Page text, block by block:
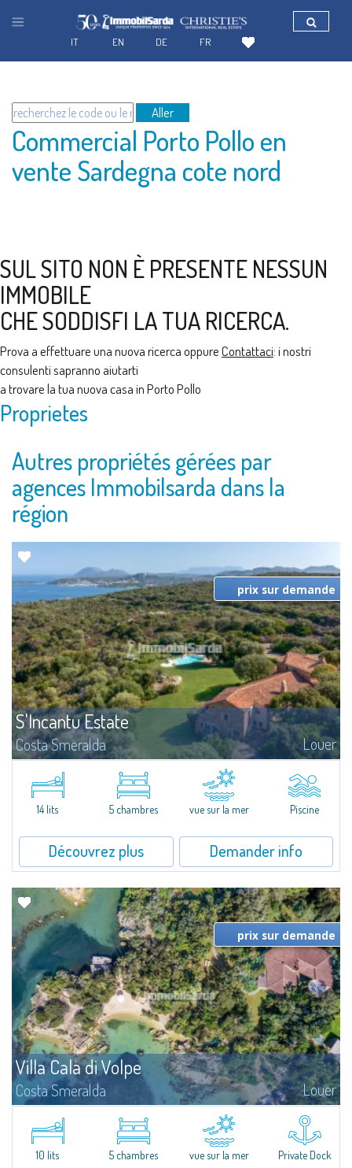
Aller
Commercial Porto Pollo en
vente Sardegna cote nord
SUL SITO NON È PRESENTE NESSUN
IMMOBILE
CHE SODDISFI LA TUA RICERCA.
Prova a effettuare una nuova ricerca oppureContattaci: i nostri
consulenti sapranno aiutarti
a trovare la tua nuova casa in Porto Pollo
Proprietes
Autres propriétés gérées par
agences Immobilsarda dans la
région
S'Incantu Estate
Costa Smeralda Louer
Superbe villa au style typique de la Gallura, caractérisant toutes les plus
belles demeures de la Costa Smeralda.Sur les vertes collines de San
Pantaleo, position exceptionnelle et discrète, Villa Aglentina jouit d'une...
prix sur demande
14 lits 5 chambres vue sur la mer Piscine
Découvrez plus Demander info
Villa Cala di Volpe
Costa Smeralda Louer
Magnifique villa sur la mer à Cala di Volpe, l'un des paysages les plus
suggestifs de la Costa Smeralda. Nichée dans un magnifique jardin de
6.000 m² environ, avec la plage à deux pas, jetée pour amarrage...
prix sur demande
10 lits 5 chambres vue sur la mer Private Dock
FR
DE
EN
IT